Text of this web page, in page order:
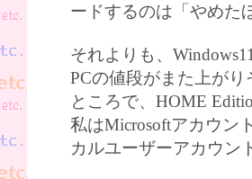
ードするのは「やめた
それよりも、
PCの値段がまた上が
ところで、HOME
私はMicrosoftアカウン
カルユーザーアカウ